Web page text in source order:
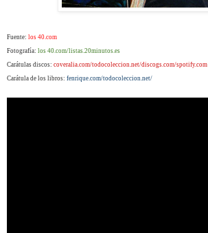
Fuente: los 40.com
Fotografía: los 40.com/listas.20minutos.es
Carátulas discos: coveralia.com/todocoleccion.net/discogs.com/spotify.com
Carátula de los libros: fenrique.com/todocoleccion.net/